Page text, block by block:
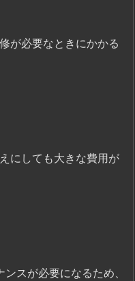
が必要なときにかかる
にしても大きな費用が
スが必要になるため、